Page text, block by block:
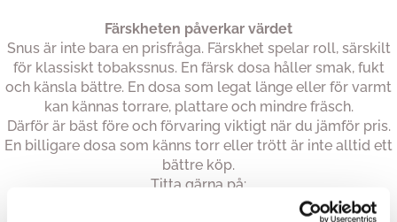
Färskheten påverkar värdet
Snus är inte bara en prisfråga. Färskhet spelar roll, särskilt
för klassiskt tobakssnus. En färsk dosa håller smak, fukt
och känsla bättre. En dosa som legat länge eller för varmt
kan kännas torrare, plattare och mindre fräsch.
Därför är bäst före och förvaring viktigt när du jämför pris.
En billigare dosa som känns torr eller trött är inte alltid ett
bättre köp.
Titta gärna på: